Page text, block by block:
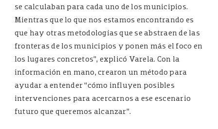
se calculaban para cada uno de los municipios.
Mientras que lo que nos estamos encontrando es
que hay otras metodologías que se abstraen de las
fronteras de los municipios y ponen más el foco en
los lugares concretos”, explicó Varela. Con la
información en mano, crearon un método para
ayudar a entender “cómo influyen posibles
intervenciones para acercarnos a ese escenario
futuro que queremos alcanzar”.